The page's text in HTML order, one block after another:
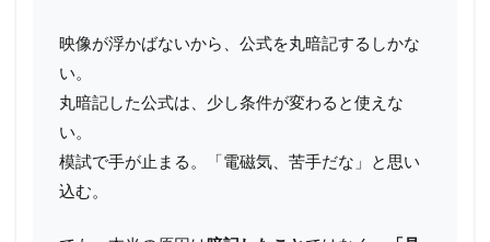
映像が浮かばないから、公式を丸暗記するしかな
い。
丸暗記した公式は、少し条件が変わると使えな
い。
模試で手が止まる。「電磁気、苦手だな」と思い
込む。